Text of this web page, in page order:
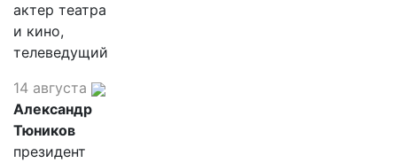
актер театра
и кино,
телеведущий
14 августа
Александр
Тюников
президент